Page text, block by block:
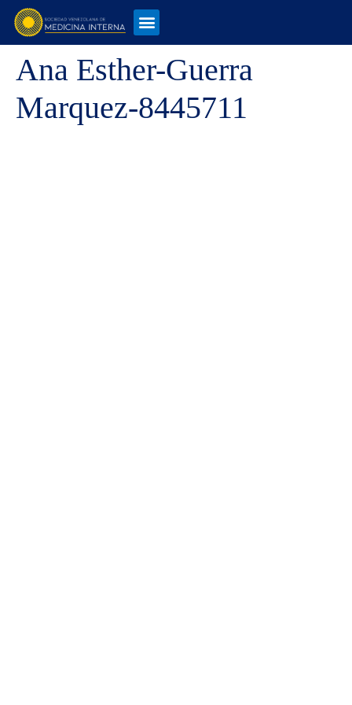
Ana Esther-Guerra
Marquez-8445711